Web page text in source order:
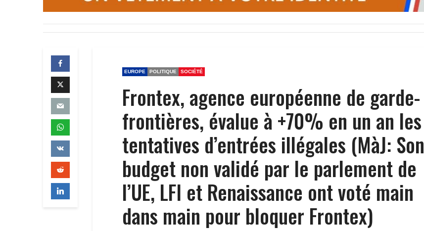
EUROPE POLITIQUE SOCIÉTÉ
Frontex, agence européenne de garde-
frontières, évalue à +70% en un an les
tentatives d’entrées illégales (MàJ: Son
budget non validé par le parlement de
l’UE, LFI et Renaissance ont voté main
dans main pour bloquer Frontex)